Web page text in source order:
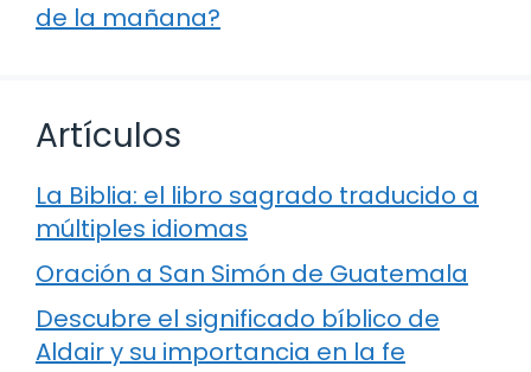
de la mañana?
Artículos
La Biblia: el libro sagrado traducido a
múltiples idiomas
Oración a San Simón de Guatemala
Descubre el significado bíblico de
Aldair y su importancia en la fe